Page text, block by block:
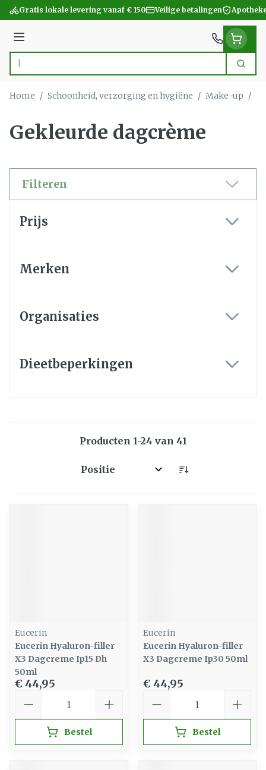
Ga naar de inhoud
Gratis lokale levering vanaf € 150 Veilige betalingen
Menu
Product, merk, categorie... Zoek
Home / Schoonheid, verzorging en hygiëne / Make-up /
Gekleurde dagcrème
Filteren
Prijs
Merken
Organisaties
Dieetbeperkingen
Producten 1-24 van 41
Sorteer op:
Eucerin
Eucerin Hyaluron-filler
X3 Dagcreme Ip15 Dh
50ml
€ 44,95
Bestel
Eucerin
Eucerin Hyaluron-filler
X3 Dagcreme Ip30 50ml
€ 44,95
Bestel